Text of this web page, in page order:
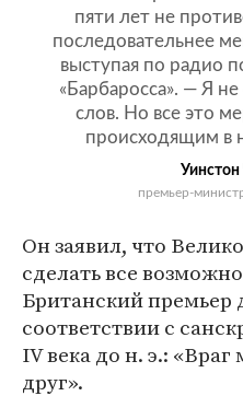
пяти лет не
последовательнее
выступая по радио
«Барбаросса». — Я
слов. Но все это
происходящим в
премьер-
Он заявил, что
сделать все
Британский премьер
соответствии с
IV века до н. э.:
друг».